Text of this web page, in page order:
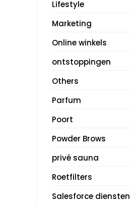
Lifestyle
Marketing
Online winkels
ontstoppingen
Others
Parfum
Poort
Powder Brows
privé sauna
Roetfilters
Salesforce diensten